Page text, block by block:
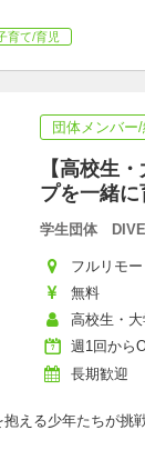
育て/育児
団体メンバー
【高校生
プを一緒に
学生団体
フルリモ
無料
高校生・
週1回から
長期歓迎
抱える少年たちが